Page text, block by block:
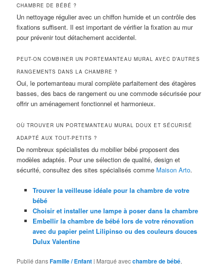
CHAMBRE DE BÉBÉ ?
Un nettoyage régulier avec un chiffon humide et un contrôle des
fixations suffisent. Il est important de vérifier la fixation au mur
pour prévenir tout détachement accidentel.
PEUT-ON COMBINER UN PORTEMANTEAU MURAL AVEC D’AUTRES
RANGEMENTS DANS LA CHAMBRE ?
Oui, le portemanteau mural complète parfaitement des étagères
basses, des bacs de rangement ou une commode sécurisée pour
offrir un aménagement fonctionnel et harmonieux.
OÙ TROUVER UN PORTEMANTEAU MURAL DOUX ET SÉCURISÉ
ADAPTÉ AUX TOUT-PETITS ?
De nombreux spécialistes du mobilier bébé proposent des
modèles adaptés. Pour une sélection de qualité, design et
sécurité, consultez des sites spécialisés comme Maison Arto.
Trouver la veilleuse idéale pour la chambre de votre
bébé
Choisir et installer une lampe à poser dans la chambre
Embellir la chambre de bébé lors de votre rénovation
avec du papier peint Lilipinso ou des couleurs douces
Dulux Valentine
Publié dansFamille / Enfant | Marqué avecchambre de bébé,